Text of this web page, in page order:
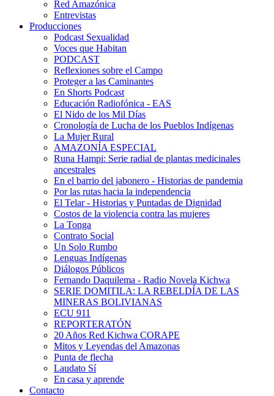
Red Amazónica
Entrevistas
Producciones
Podcast Sexualidad
Voces que Habitan
PODCAST
Reflexiones sobre el Campo
Proteger a las Caminantes
En Shorts Podcast
Educación Radiofónica - EAS
El Nido de los Mil Días
Cronología de Lucha de los Pueblos Indígenas
La Mujer Rural
AMAZONÍA ESPECIAL
Runa Hampi: Serie radial de plantas medicinales
ancestrales
En el barrio del jabonero - Historias de pandemia
Por las rutas hacia la independencia
El Telar - Historias y Puntadas de Dignidad
Costos de la violencia contra las mujeres
La Tonga
Contrato Social
Un Solo Rumbo
Lenguas Indígenas
Diálogos Públicos
Fernando Daquilema - Radio Novela Kichwa
SERIE DOMITILA: LA REBELDÍA DE LAS
MINERAS BOLIVIANAS
ECU 911
REPORTERATÓN
20 Años Red Kichwa CORAPE
Mitos y Leyendas del Amazonas
Punta de flecha
Laudato Sí
En casa y aprende
Contacto